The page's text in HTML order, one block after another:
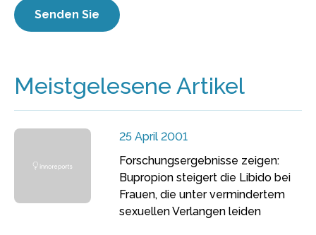
Meistgelesene Artikel
25 April 2001
Forschungsergebnisse zeigen:
Bupropion steigert die Libido bei
Frauen, die unter vermindertem
sexuellen Verlangen leiden